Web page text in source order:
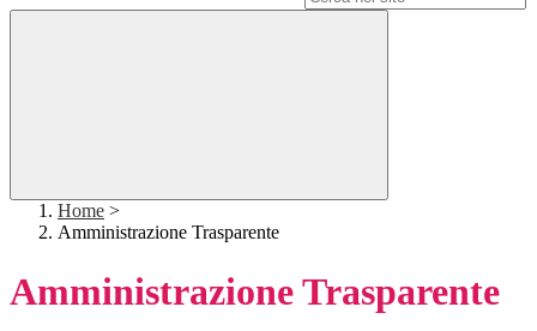
Home >
Amministrazione Trasparente
Amministrazione Trasparente